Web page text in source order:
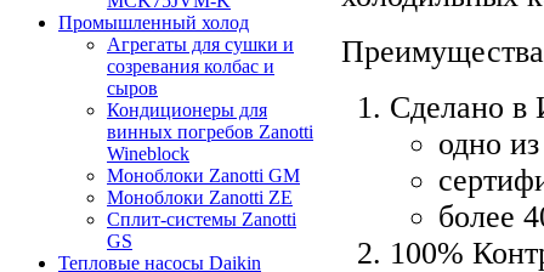
Промышленный холод
Агрегаты для сушки и
созревания колбас и
сыров
Кондиционеры для
винных погребов Zanotti
Wineblock
Моноблоки Zanotti GM
Моноблоки Zanotti ZE
Сплит-системы Zanotti
GS
Тепловые насосы Daikin
Преимущества
Сделано в
одно
более
100%